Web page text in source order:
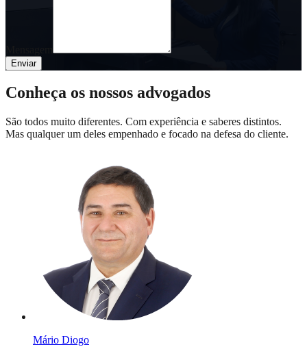
Enviar
Conheça os nossos advogados
São todos muito diferentes. Com experiência e saberes distintos.
Mas qualquer um deles empenhado e focado na defesa do cliente.
Mário Diogo